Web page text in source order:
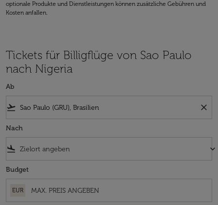
optionale Produkte und Dienstleistungen können zusätzliche Gebühren und
Kosten anfallen.
Tickets für Billigflüge von Sao Paulo
nach Nigeria
Ab
flight_takeoff close
Nach
flight_land keyboard_arrow_down
Budget
EUR